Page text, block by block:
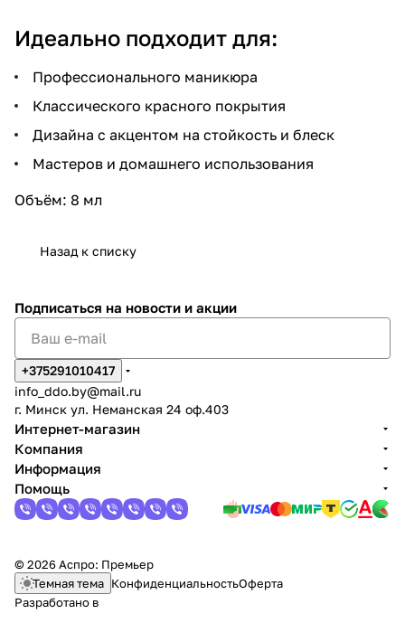
Идеально подходит для:
Профессионального маникюра
Классического красного покрытия
Дизайна с акцентом на стойкость и блеск
Мастеров и домашнего использования
Объём: 8 мл
Назад к списку
Подписаться на новости и акции
+375291010417
info_ddo.by@mail.ru
г. Минск ул. Неманская 24 оф.403
Интернет-магазин
Компания
Информация
Помощь
© 2026 Аспро: Премьер
Темная тема КонфиденциальностьОферта
Разработано в